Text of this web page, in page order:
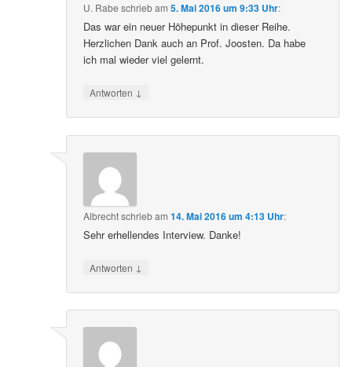
U. Rabe schriebam5. Mai 2016 um 9:33 Uhr:
Das war ein neuer Höhepunkt in dieser Reihe.
Herzlichen Dank auch an Prof. Joosten. Da habe
ich mal wieder viel gelernt.
Antworten ↓
Albrechtschriebam14. Mai 2016 um 4:13 Uhr:
Sehr erhellendes Interview. Danke!
Antworten ↓